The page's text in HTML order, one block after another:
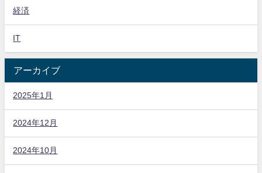
経済
IT
アーカイブ
2025年1月
2024年12月
2024年10月